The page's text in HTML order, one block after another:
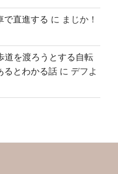
で直進する に まじか！
道を渡ろうとする自転
るとわかる話 に デフよ